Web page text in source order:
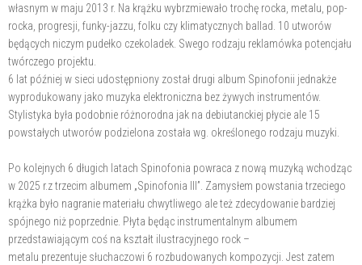
własnym w maju 2013 r. Na krążku wybrzmiewało trochę rocka, metalu, pop-
rocka, progresji, funky-jazzu, folku czy klimatycznych ballad. 10 utworów
będących niczym pudełko czekoladek. Swego rodzaju reklamówka potencjału
twórczego projektu.
6 lat później w sieci udostępniony został drugi album Spinofonii jednakże
wyprodukowany jako muzyka elektroniczna bez żywych instrumentów.
Stylistyka była podobnie różnorodna jak na debiutanckiej płycie ale 15
powstałych utworów podzielona została wg. określonego rodzaju muzyki.
Po kolejnych 6 długich latach Spinofonia powraca z nową muzyką wchodząc
w 2025 r.z trzecim albumem „Spinofonia III”. Zamysłem powstania trzeciego
krążka było nagranie materiału chwytliwego ale też zdecydowanie bardziej
spójnego niż poprzednie. Płyta będąc instrumentalnym albumem
przedstawiającym coś na kształt ilustracyjnego rock –
metalu prezentuje słuchaczowi 6 rozbudowanych kompozycji. Jest zatem